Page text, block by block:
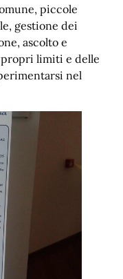
piccole
gestione dei
ascolto e
limiti e delle
nel